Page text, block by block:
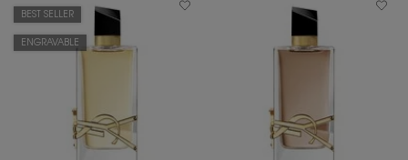
BEST SELLER
ENGRAVABLE